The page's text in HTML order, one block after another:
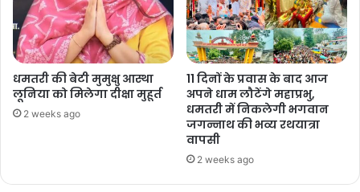
धमतरी की बेटी मुमुक्षु आस्था
लूनिया को मिलेगा दीक्षा मुहूर्त
2 weeks ago
11 दिनों के प्रवास के बाद आज
अपने धाम लौटेंगे महाप्रभु,
धमतरी में निकलेगी भगवान
जगन्नाथ की भव्य रथयात्रा
वापसी
2 weeks ago